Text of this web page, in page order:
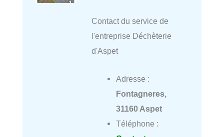
Contact du service de
l'entreprise Déchèterie
d'Aspet
Adresse :
Fontagneres,
31160 Aspet
Téléphone :